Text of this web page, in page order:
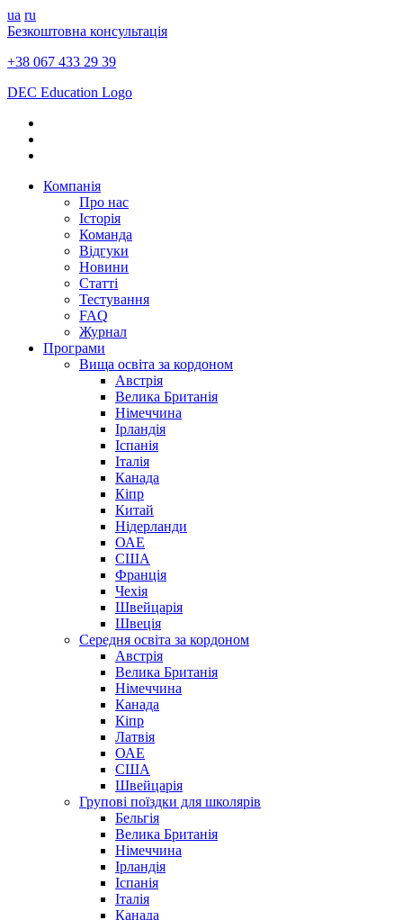
ua ru
Безкоштовна консультація
+38 067 433 29 39
DEC Education Logo
Компанія
Про нас
Історія
Команда
Відгуки
Новини
Статті
Тестування
FAQ
Журнал
Програми
Вища освіта за кордоном
Австрія
Велика Британія
Німеччина
Ірландія
Іспанія
Італія
Канада
Кіпр
Китай
Нідерланди
ОАЕ
США
Франція
Чехія
Швейцарія
Швеція
Середня освіта за кордоном
Австрія
Велика Британія
Німеччина
Канада
Кіпр
Латвія
ОАЕ
США
Швейцарія
Групові поїздки для школярів
Бельгія
Велика Британія
Німеччина
Ірландія
Іспанія
Італія
Канада